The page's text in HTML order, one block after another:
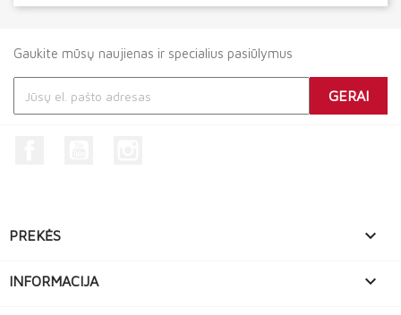
Gaukite mūsų naujienas ir specialius pasiūlymus
PREKĖS 
INFORMACIJA 